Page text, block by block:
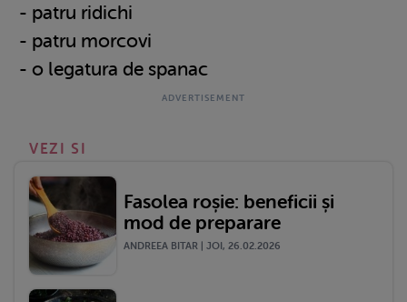
- patru ridichi
- patru morcovi
- o legatura de spanac
VEZI SI
Fasolea roșie: beneficii și
mod de preparare
ANDREEA BITAR | JOI, 26.02.2026